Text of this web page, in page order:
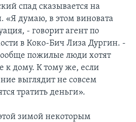
спад сказывается на
«Я думаю, в этом виновата
- говорит агент по
в Коко-Бич Лиза Дургин. -
пожилые люди хотят
к дому. К тому же, если
выглядит не совсем
тратить деньги».
зимой некоторым